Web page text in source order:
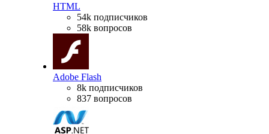
HTML
54k подписчиков
58k вопросов
Adobe Flash
8k подписчиков
837 вопросов